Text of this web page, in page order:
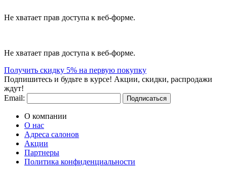
Не хватает прав доступа к веб-форме.
Не хватает прав доступа к веб-форме.
Получить скидку 5% на первую покупку
Подпишитесь и будьте в курсе! Акции, скидки, распродажи
ждут!
Email:
Подписаться
О компании
О нас
Адреса салонов
Акции
Партнеры
Политика конфиденциальности